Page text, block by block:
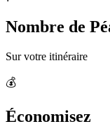
Nombre de
Sur votre itinéraire
💰
Économisez